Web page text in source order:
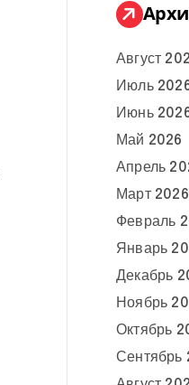
Август
Июль
Июнь
Май 2026
Апрель
Март 2026
Февраль
Январь
Декабрь
Ноябрь
Октябрь
Сентябрь